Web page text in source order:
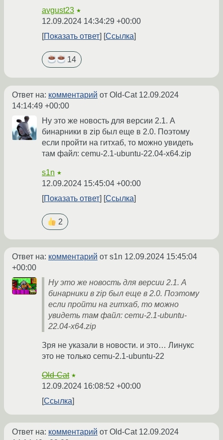
avgust23 ★
12.09.2024 14:34:29 +00:00
Показать ответ
Ссылка
14
Ответ на: комментарий от Old-Cat 12.09.2024
14:14:49 +00:00
Ну это же новость для версии 2.1. А
бинарники в zip был еще в 2.0. Поэтому
если пройти на гитхаб, то можно увидеть
там файл: cemu-2.1-ubuntu-22.04-x64.zip
s1n ★
12.09.2024 15:45:04 +00:00
Показать ответ
Ссылка
2
Ответ на: комментарий от s1n 12.09.2024 15:45:04
+00:00
Ну это же новость для версии 2.1. А
бинарники в zip был еще в 2.0. Поэтому
если пройти на гитхаб, то можно
увидеть там файл: cemu-2.1-ubuntu-
22.04-x64.zip
Зря не указали в новости. и это… Линукс
это не только cemu-2.1-ubuntu-22
Old-Cat ★
12.09.2024 16:08:52 +00:00
Ссылка
Ответ на: комментарий от Old-Cat 12.09.2024